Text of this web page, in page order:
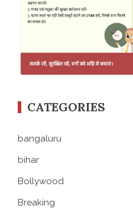
CATEGORIES
bangaluru
bihar
Bollywood
Breaking